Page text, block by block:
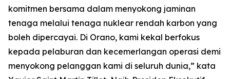
komitmen bersama dalam menyokong jaminan
tenaga melalui tenaga nuklear rendah karbon yang
boleh dipercayai. Di Orano, kami kekal berfokus
kepada pelaburan dan kecemerlangan operasi demi
menyokong pelanggan kami di seluruh dunia,” kata